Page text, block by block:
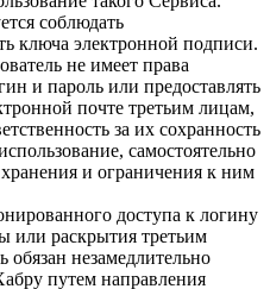
соблюдать
ключа электронной подписи.
не имеет права
и пароль или предоставлять
почте третьим лицам,
за их сохранность
самостоятельно
и ограничения к ним
доступа к логину
или раскрытия третьим
обязан незамедлительно
путем направления